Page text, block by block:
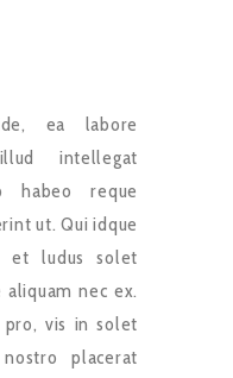
ea labore
intellegat
habeo reque
ut. Qui idque
et ludus solet
aliquam nec ex.
pro, vis in solet
placerat